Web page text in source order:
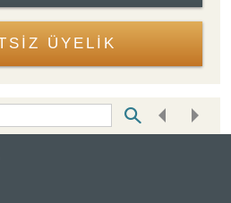
ÜYELİK